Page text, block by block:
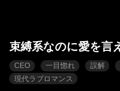
束縛系なのに愛を言
CEO 一目惚れ 誤解
現代ラブロマンス